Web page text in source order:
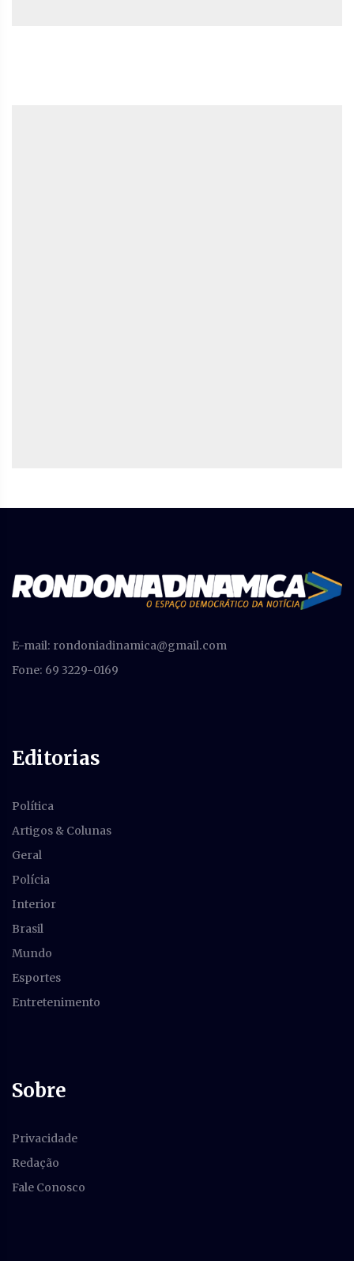
E-mail: rondoniadinamica@gmail.com
Fone: 69 3229-0169
Editorias
Política
Artigos & Colunas
Geral
Polícia
Interior
Brasil
Mundo
Esportes
Entretenimento
Sobre
Privacidade
Redação
Fale Conosco